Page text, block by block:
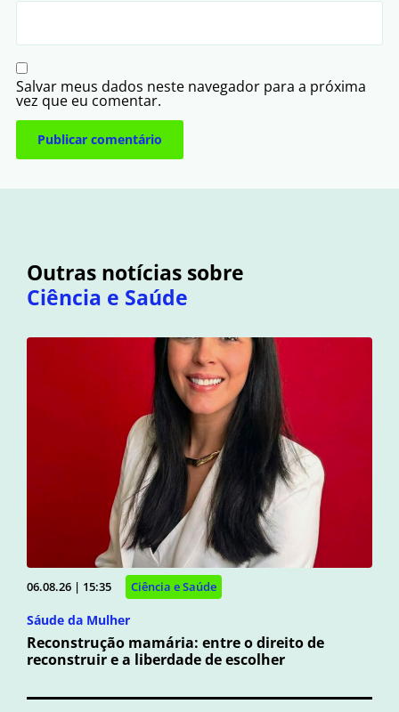
Salvar meus dados neste navegador para a próxima
vez que eu comentar.
Outras notícias sobre
Ciência e Saúde
06.08.26 | 15:35 Ciência e Saúde
Sáude da Mulher
Reconstrução mamária: entre o direito de
reconstruir e a liberdade de escolher